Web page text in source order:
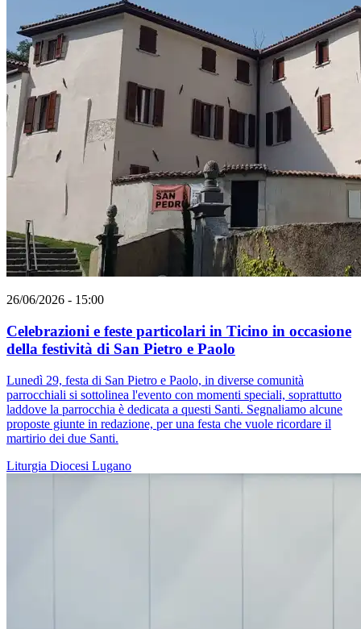
26/06/2026 - 15:00
Celebrazioni e feste particolari in Ticino in occasione
della festività di San Pietro e Paolo
Lunedì 29, festa di San Pietro e Paolo, in diverse comunità
parrocchiali si sottolinea l'evento con momenti speciali, soprattutto
laddove la parrocchia è dedicata a questi Santi. Segnaliamo alcune
proposte giunte in redazione, per una festa che vuole ricordare il
martirio dei due Santi.
Liturgia Diocesi Lugano